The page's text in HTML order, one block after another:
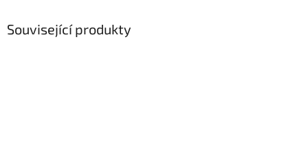
Související produkty